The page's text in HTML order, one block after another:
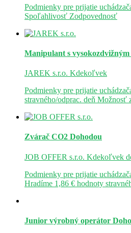
Podmienky pre prijatie
Spoľahlivosť Zodpovednosť
Manipulant s
JAREK s.r.o. Kdekoľvek
Podmienky pre prijatie
stravného/odprac. deň
Zvárač CO2 Dohodou
JOB OFFER s.r.o. Kdekoľvek
Podmienky pre prijatie
Hradíme 1,86 € hodnoty
Junior výrobný operátor